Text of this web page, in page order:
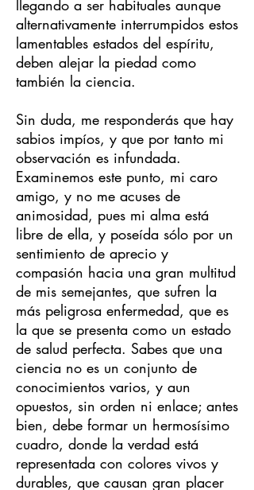
llegando a ser habituales aunque
alternativamente interrumpidos estos
lamentables estados del espíritu,
deben alejar la piedad como
también la ciencia.
Sin duda, me responderás que hay
sabios impíos, y que por tanto mi
observación es infundada.
Examinemos este punto, mi caro
amigo, y no me acuses de
animosidad, pues mi alma está
libre de ella, y poseída sólo por un
sentimiento de aprecio y
compasión hacia una gran multitud
de mis semejantes, que sufren la
más peligrosa enfermedad, que es
la que se presenta como un estado
de salud perfecta. Sabes que una
ciencia no es un conjunto de
conocimientos varios, y aun
opuestos, sin orden ni enlace; antes
bien, debe formar un hermosísimo
cuadro, donde la verdad está
representada con colores vivos y
durables, que causan gran placer